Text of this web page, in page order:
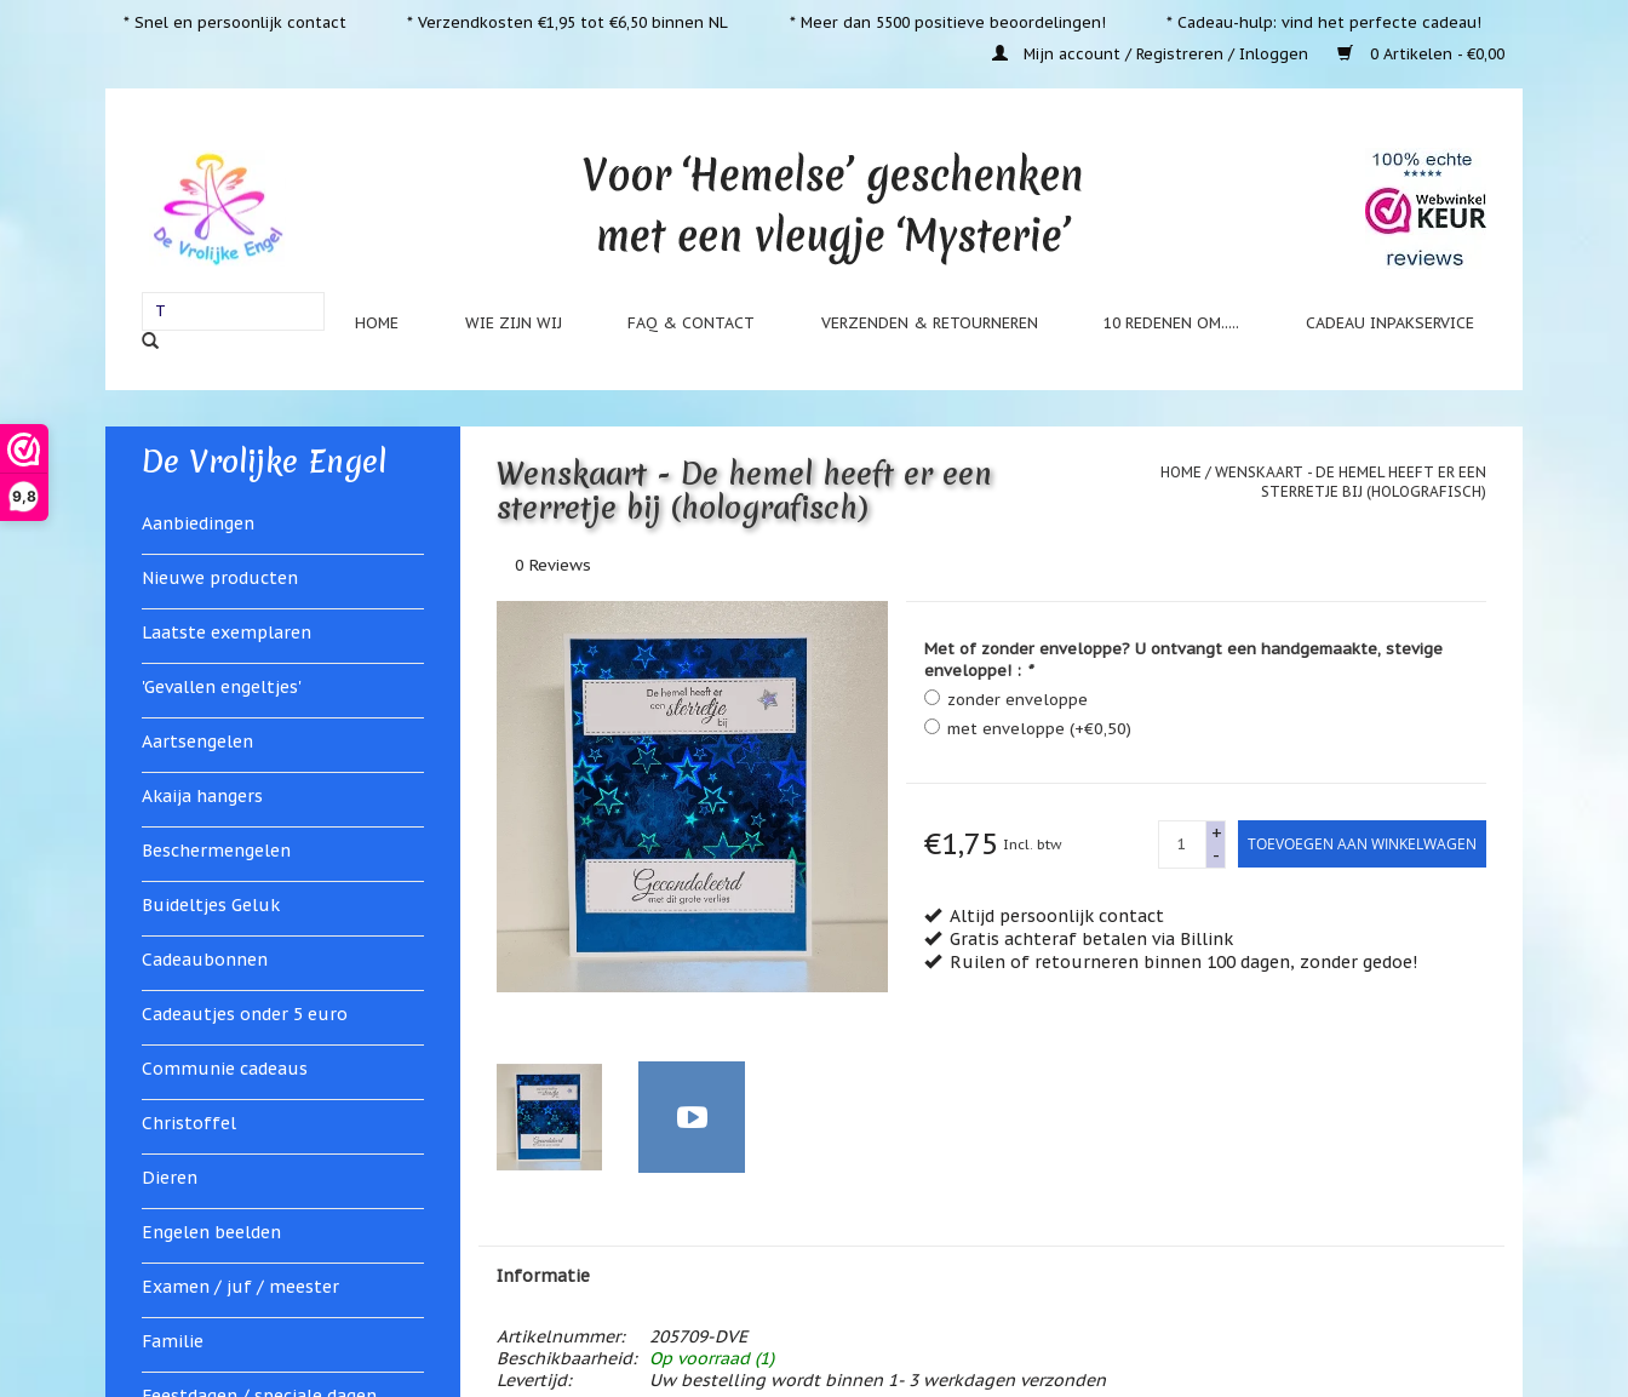
9,8
* Snel en persoonlijk contact * Verzendkosten €1,95 tot €6,50 binnen NL * Meer dan 5500 positieve beoordelingen!
* Cadeau-hulp: vind het perfecte cadeau!
Mijn account / Registreren / Inloggen
0 Artikelen - €0,00
HOME WIE ZIJN WIJ FAQ & CONTACT VERZENDEN & RETOURNEREN 10 REDENEN OM..... CADEAU INPAKSERVICE
De Vrolijke Engel
Aanbiedingen
Nieuwe producten
Laatste exemplaren
'Gevallen engeltjes'
Aartsengelen
Akaija hangers
Beschermengelen
Buideltjes Geluk
Cadeaubonnen
Cadeautjes onder 5 euro
Communie cadeaus
Christoffel
Dieren
Engelen beelden
Examen / juf / meester
Familie
Wenskaart - De hemel heeft er een
sterretje bij (holografisch)
0 Reviews
HOME / WENSKAART - DE HEMEL HEEFT ER EEN
STERRETJE BIJ (HOLOGRAFISCH)
Met of zonder enveloppe? U ontvangt een handgemaakte, stevige
enveloppe! : *
zonder enveloppe
met enveloppe (+€0,50)
€1,75 Incl. btw
+
-
TOEVOEGEN AAN WINKELWAGEN
Altijd persoonlijk contact
Gratis achteraf betalen via Billink
Ruilen of retourneren binnen 100 dagen, zonder gedoe!
Informatie
Artikelnummer:
205709-DVE
Beschikbaarheid:
Op voorraad (1)
Levertijd:
Uw bestelling wordt binnen 1- 3 werkdagen verzonden